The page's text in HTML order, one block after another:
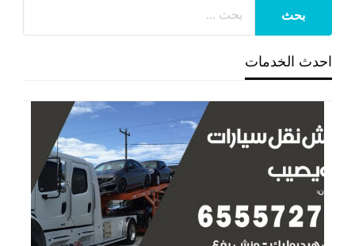
احدث الخدمات